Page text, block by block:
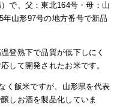
で、父：東北164号・母：山
山形97号の地方番号で新品
登熟下で品質が低下しにく
して開発されたお米です。
く飯米ですが、山形県を代表
しお酒を製品化していま